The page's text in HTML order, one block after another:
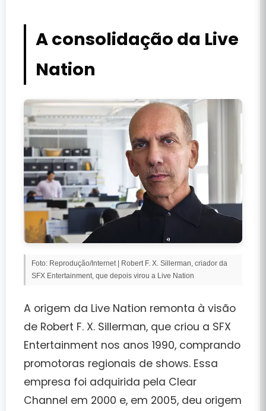
A consolidação da Live
Nation
Foto: Reprodução/Internet | Robert F. X. Sillerman, criador da
SFX Entertainment, que depois virou a Live Nation
A origem da Live Nation remonta à visão
de Robert F. X. Sillerman, que criou a SFX
Entertainment nos anos 1990, comprando
promotoras regionais de shows. Essa
empresa foi adquirida pela Clear
Channel em 2000 e, em 2005, deu origem